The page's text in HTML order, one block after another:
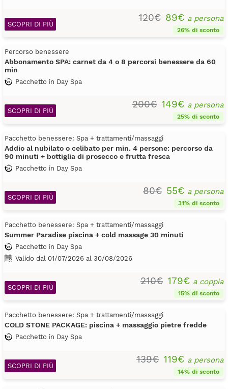
120€ 89€ a persona
26% di sconto
SCOPRI DI PIÙ
Percorso benessere
Abbonamento SPA: carnet da 4 o 8 percorsi benessere da 60
min
Pacchetto in Day Spa
200€ 149€ a persona
25% di sconto
SCOPRI DI PIÙ
Pacchetto benessere: Spa + trattamenti/massaggi
Addio al nubilato o celibato per min. 4 persone: percorso da
90 minuti + bottiglia di prosecco e frutta fresca
Pacchetto in Day Spa
80€ 55€ a persona
31% di sconto
SCOPRI DI PIÙ
Pacchetto benessere: Spa + trattamenti/massaggi
Summer Paradise piscina + cold massage 30 minuti
Pacchetto in Day Spa
Valido dal 01/07/2026 al 30/08/2026
210€ 179€ a coppia
15% di sconto
SCOPRI DI PIÙ
Pacchetto benessere: Spa + trattamenti/massaggi
COLD STONE PACKAGE: piscina + massaggio pietre fredde
Pacchetto in Day Spa
139€ 119€ a persona
14% di sconto
SCOPRI DI PIÙ